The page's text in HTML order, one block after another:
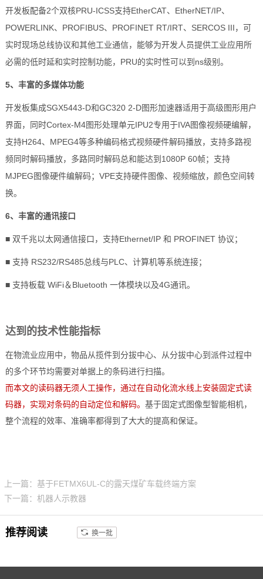
开发板配备2个双核PRU-ICSS支持EtherCAT、EtherNET/IP、
POWERLINK、PROFIBUS、PROFINET RT/IRT、SERCOS III，可
实时现场总线协议和其他工业通信，能够为开发人员提供工业应用所
必需的低时延和实时控制功能，PRU的实时性可以到ns级别。
5、丰富的多媒体功能
开发板集成SGX5443-D和GC320 2-D图形加速器适用于高级图形用户
界面，同时Cortex-M4图形处理单元IPU2专用于IVA图像视频硬编解，
支持H264、MPEG4等多种编码格式视频硬件解码播放，支持多路视
频同时解码播放，多路同时解码总和能达到1080P 60帧；支持
MJPEG图像硬件编解码；VPE支持硬件图像、视频缩放，颜色空间转
换。
6、丰富的通讯接口
■ 双千兆以太网通信接口，支持Ethernet/IP 和 PROFINET 协议；
■ 支持 RS232/RS485总线与PLC、计算机等系统连接；
■ 支持板载 WiFi＆Bluetooth 一体模块以及4G通讯。
达到的技术性能指标
在物流业应用中，物品从揽件到分拔中心、从分拔中心到派件过程中
的多个环节均需要对单据上的条码进行扫描。
而本文的读码器无须人工操作，通过在自动化流水线上安装固定式读
码器，实现对条码的自动定位和解码。 基于固定式图像型智能相机，
整个流程的效率、准确率都得到了大大的提高和保证。
上一篇：基于FETMX6UL-C的露天煤矿车载终端方案
下一篇：机器人示教器
推荐阅读 换一批